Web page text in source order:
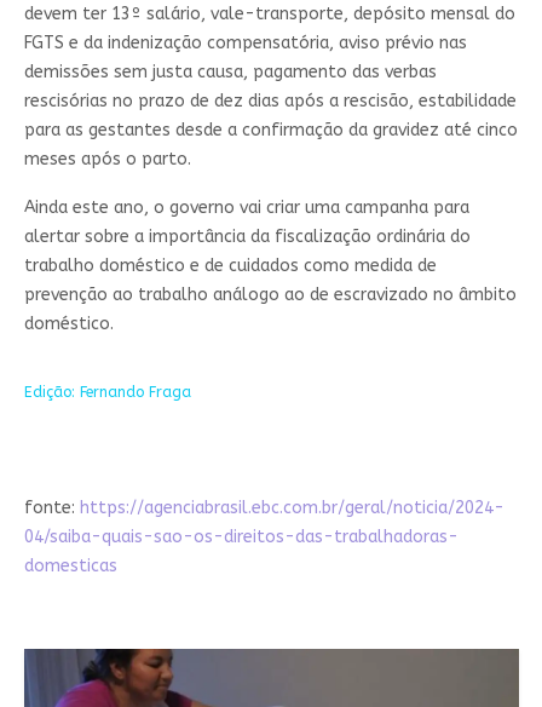
devem ter 13º salário, vale-transporte, depósito mensal do
FGTS e da indenização compensatória, aviso prévio nas
demissões sem justa causa, pagamento das verbas
rescisórias no prazo de dez dias após a rescisão, estabilidade
para as gestantes desde a confirmação da gravidez até cinco
meses após o parto.
Ainda este ano, o governo vai criar uma campanha para
alertar sobre a importância da fiscalização ordinária do
trabalho doméstico e de cuidados como medida de
prevenção ao trabalho análogo ao de escravizado no âmbito
doméstico.
Edição: Fernando Fraga
fonte: https://agenciabrasil.ebc.com.br/geral/noticia/2024-
04/saiba-quais-sao-os-direitos-das-trabalhadoras-
domesticas